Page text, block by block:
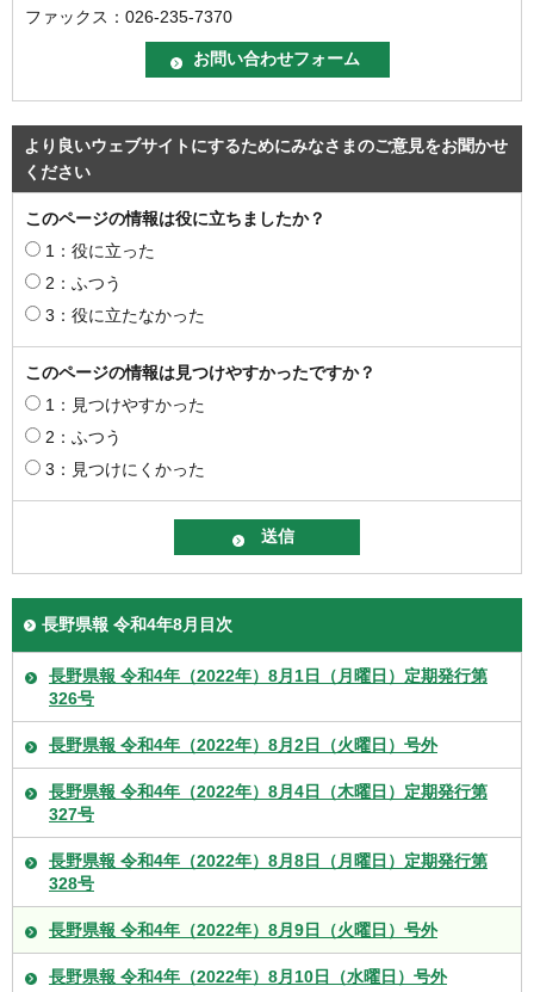
ファックス：026-235-7370
より良いウェブサイトにするためにみなさまのご意見をお聞かせ
ください
このページの情報は役に立ちましたか？
1：役に立った
2：ふつう
3：役に立たなかった
このページの情報は見つけやすかったですか？
1：見つけやすかった
2：ふつう
3：見つけにくかった
長野県報 令和4年8月目次
長野県報 令和4年（2022年）8月1日（月曜日）定期発行第
326号
長野県報 令和4年（2022年）8月2日（火曜日）号外
長野県報 令和4年（2022年）8月4日（木曜日）定期発行第
327号
長野県報 令和4年（2022年）8月8日（月曜日）定期発行第
328号
長野県報 令和4年（2022年）8月9日（火曜日）号外
長野県報 令和4年（2022年）8月10日（水曜日）号外